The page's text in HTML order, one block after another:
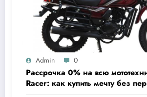
Admin 0
Рассрочка 0% на всю
Racer: как купить мечту без